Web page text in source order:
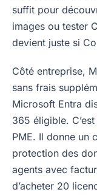
suffit pour
images ou tester
devient juste si
Côté entreprise,
sans frais
Microsoft Entra
365 éligible.
PME. Il donne un
protection des
agents avec
d’acheter 20